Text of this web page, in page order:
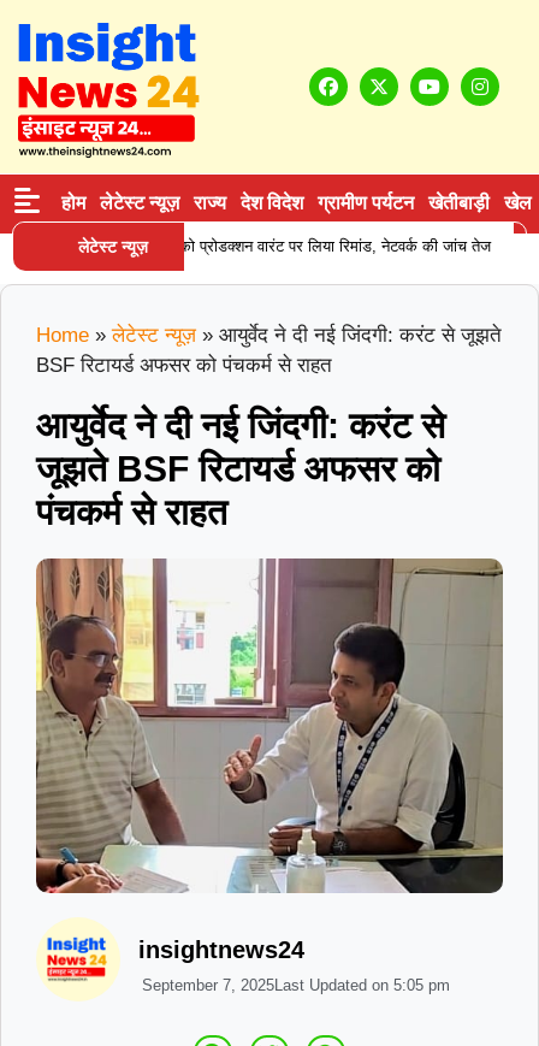
होम लेटेस्ट न्यूज़ राज्य देश विदेश ग्रामीण पर्यटन खेतीबाड़ी खेल
लेटेस्ट न्यूज़
सप्लाई करने वाले आरोपी को प्रोडक्शन वारंट पर लिया रिमांड, नेटवर्क की जांच तेज
Home » लेटेस्ट न्यूज़ »आयुर्वेद ने दी नई जिंदगी: करंट से जूझते
BSF रिटायर्ड अफसर को पंचकर्म से राहत
आयुर्वेद ने दी नई जिंदगी: करंट से
जूझते BSF रिटायर्ड अफसर को
पंचकर्म से राहत
insightnews24
September 7, 2025Last Updated on 5:05 pm